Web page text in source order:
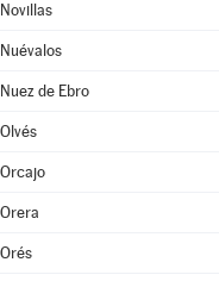
Novillas
Nuévalos
Nuez de Ebro
Olvés
Orcajo
Orera
Orés